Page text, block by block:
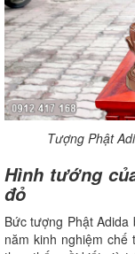
Tượng Phật
Hình tướng
đỏ
Bức tượng Phật
năm kinh nghiệm